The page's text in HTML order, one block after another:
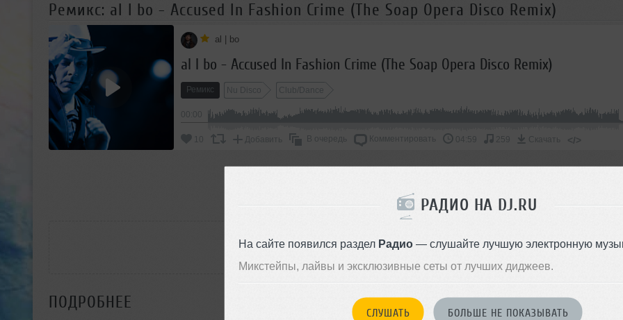
РАДИО НА DJ.RU
На сайте появился раздел Радио— слушайте лучшую электронную
Микстейпы, лайвы и эксклюзивные сеты от лучших диджеев.
СЛУШАТЬ БОЛЬШЕ НЕ ПОКАЗЫВАТЬ
Ремикс: al l bo - Accused In Fashion Crime (The Soap Opera Disco Remix)
al | bo
al l bo - Accused In Fashion Crime (The Soap Opera Disco Remix)
Ремикс Nu Disco Club/Dance
Добавить В очередь Комментировать 04:59 259 Скачать </>
РАССКАЖИ ДРУЗЬЯМ
ПОДРОБНЕЕ